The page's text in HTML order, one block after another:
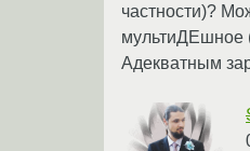
частности)?
мультиДЕшное
Адекватным